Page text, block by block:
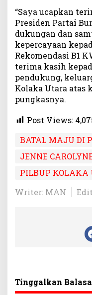
“Saya ucapkan
Presiden Partai
dukungan dan
kepercayaan
Rekomendasi B1
terima kasih
pendukung,
Kolaka Utara atas
pungkasnya.
Post Views:
BATAL MAJU DI
JENNE
PILBUP KOLAKA
Writer: MAN
Tinggalkan